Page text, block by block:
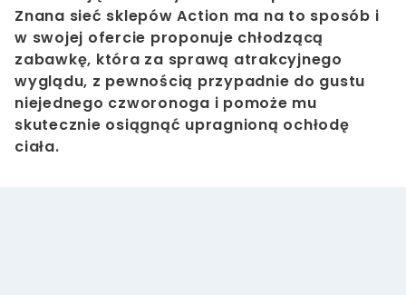
Znana sieć sklepów Action ma na to sposób i
w swojej ofercie proponuje chłodzącą
zabawkę, która za sprawą atrakcyjnego
wyglądu, z pewnością przypadnie do gustu
niejednego czworonoga i pomoże mu
skutecznie osiągnąć upragnioną ochłodę
ciała.